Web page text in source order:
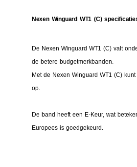
Nexen Winguard WT1 (C)
De Nexen Winguard WT1 (C) valt
de betere budgetmerkbanden.
Met de Nexen Winguard WT1 (C)
op.
De band heeft een E-Keur, wat
Europees is goedgekeurd.